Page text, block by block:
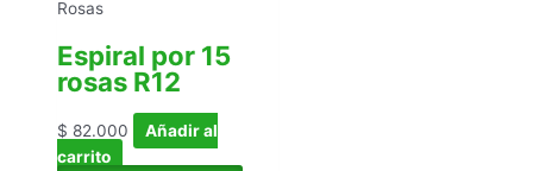
Rosas
Espiral por 15
rosas R12
$ 82.000
Añadir al
carrito